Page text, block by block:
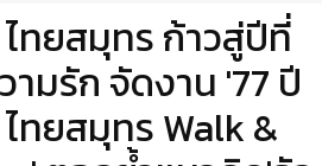
ไทยสมุทร ก้าวสู่ปีที่
มรัก จัดงาน '77 ปี
ไทยสมุทร Walk &